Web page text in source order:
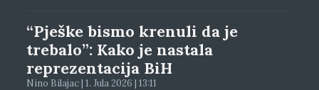
“Pješke bismo krenuli da je
trebalo”: Kako je nastala
reprezentacija BiH
Nino Bilajac | 1. Jula 2026 | 13:11